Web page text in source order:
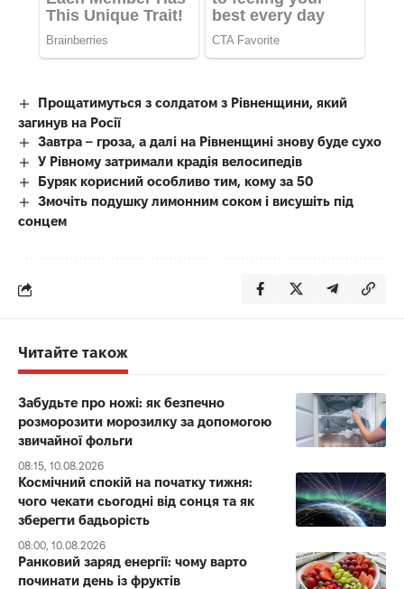
Прощатимуться з солдатом з Рівненщини, який
загинув на Росії
Завтра – гроза, а далі на Рівненщині знову буде сухо
У Рівному затримали крадія велосипедів
Буряк корисний особливо тим, кому за 50
Змочіть подушку лимонним соком і висушіть під
сонцем
Читайте також
Забудьте про ножі: як безпечно
розморозити морозилку за допомогою
звичайної фольги
08:15, 10.08.2026
Космічний спокій на початку тижня:
чого чекати сьогодні від сонця та як
зберегти бадьорість
08:00, 10.08.2026
Ранковий заряд енергії: чому варто
починати день із фруктів